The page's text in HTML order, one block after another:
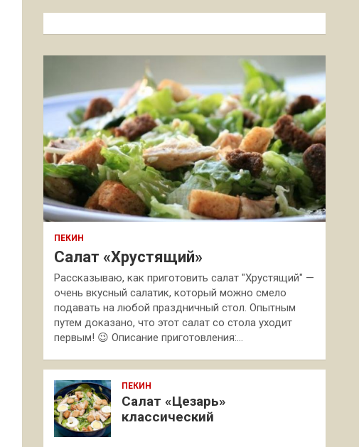
к
ПЕКИН
Салат «Хрустящий»
Рассказываю, как приготовить салат "Хрустящий" —
очень вкусный салатик, который можно смело
подавать на любой праздничный стол. Опытным
путем доказано, что этот салат со стола уходит
первым! 😉 Описание приготовления:…
ПЕКИН
Салат «Цезарь»
классический